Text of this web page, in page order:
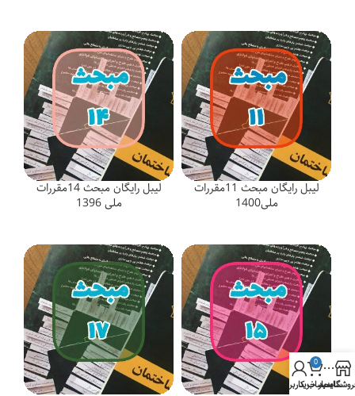
لیبل رایگان مبحث 11مقررات
ملی1400
لیبل رایگان مبحث 14مقررات
ملی 1396
سایدبار
0
سبد خرید
حساب کاربری من